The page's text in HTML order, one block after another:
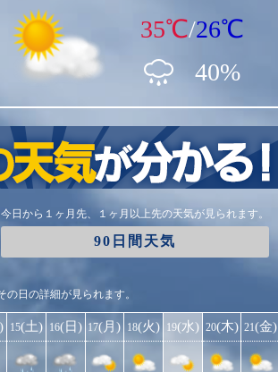
35℃/26℃
40%
今日から１ヶ月先、１ヶ月以上先の天気が見られます。
90日間天気
日の詳細が見られます。
15(土) 16(日) 17(月) 18(火) 19(水) 20(木) 21(金)